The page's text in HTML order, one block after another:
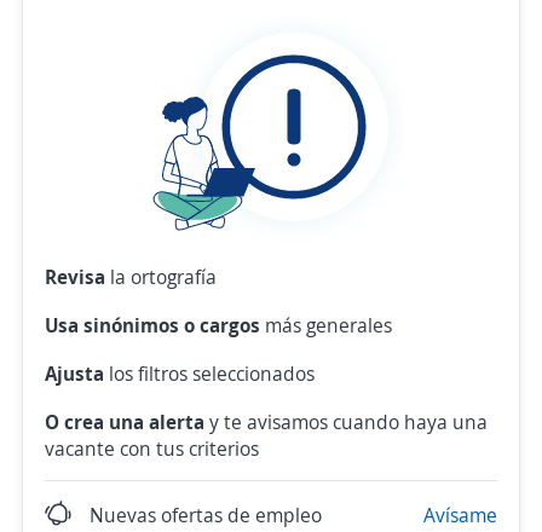
Revisa la ortografía
Usa sinónimos o cargos más generales
Ajusta los filtros seleccionados
O crea una alerta y te avisamos cuando haya una
vacante con tus criterios
Nuevas ofertas de empleo Avísame